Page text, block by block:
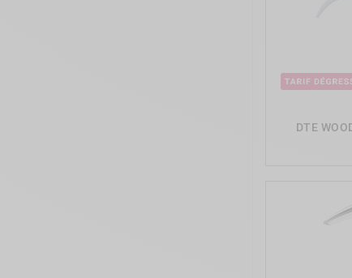
DTE